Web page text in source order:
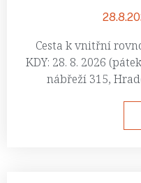
Cesta k vnitřní
KDY: 28. 8. 2026
nábřeží 315,